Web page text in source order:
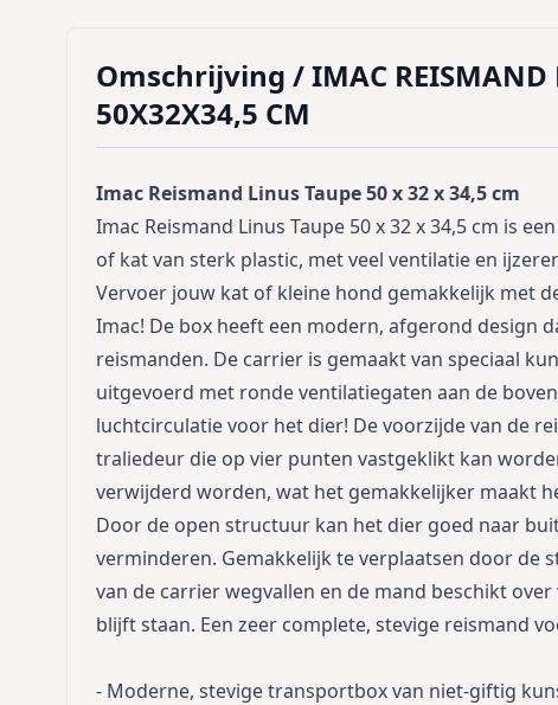
Omschrijving /IMAC REISMAND
50X32X34,5 CM
Imac Reismand Linus Taupe 50 x 32 x 34,5 cm
Imac Reismand Linus Taupe 50 x 32 x 34,5 cm is
of kat van sterk plastic, met veel ventilatie en
Vervoer jouw kat of kleine hond gemakkelijk met
Imac! De box heeft een modern, afgerond design
reismanden. De carrier is gemaakt van speciaal
uitgevoerd met ronde ventilatiegaten aan de
luchtcirculatie voor het dier! De voorzijde van de
traliedeur die op vier punten vastgeklikt kan
verwijderd worden, wat het gemakkelijker maakt
Door de open structuur kan het dier goed naar
verminderen. Gemakkelijk te verplaatsen door de
van de carrier wegvallen en de mand beschikt
blijft staan. Een zeer complete, stevige reismand
- Moderne, stevige transportbox van niet-giftig